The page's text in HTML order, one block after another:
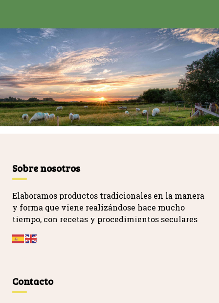
Sobre nosotros
Elaboramos productos tradicionales en la manera
y forma que viene realizándose hace mucho
tiempo, con recetas y procedimientos seculares
Contacto